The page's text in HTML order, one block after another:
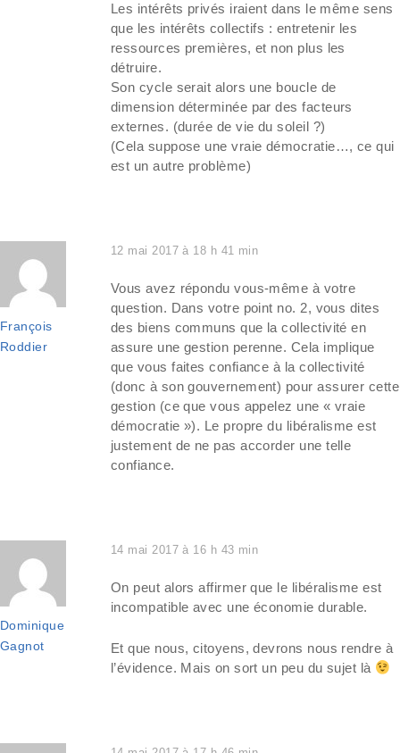
Les intérêts privés iraient dans le même sens
que les intérêts collectifs : entretenir les
ressources premières, et non plus les
détruire.
Son cycle serait alors une boucle de
dimension déterminée par des facteurs
externes. (durée de vie du soleil ?)
(Cela suppose une vraie démocratie…, ce qui
est un autre problème)
François
Roddier
12 mai 2017 à 18 h 41 min
Vous avez répondu vous-même à votre
question. Dans votre point no. 2, vous dites
des biens communs que la collectivité en
assure une gestion perenne. Cela implique
que vous faites confiance à la collectivité
(donc à son gouvernement) pour assurer cette
gestion (ce que vous appelez une « vraie
démocratie »). Le propre du libéralisme est
justement de ne pas accorder une telle
confiance.
Dominique
Gagnot
14 mai 2017 à 16 h 43 min
On peut alors affirmer que le libéralisme est
incompatible avec une économie durable.
Et que nous, citoyens, devrons nous rendre à
l’évidence. Mais on sort un peu du sujet là